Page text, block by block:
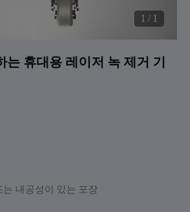
1 / 1
는 휴대용 레이저 녹 제거 기
는 내공성이 있는 포장